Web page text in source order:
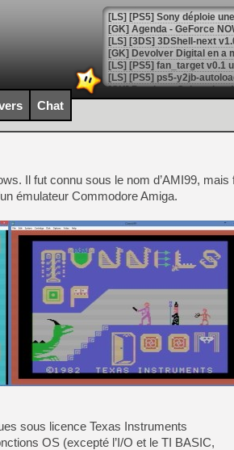
[GK] Agenda - GeForce
[GK] Devolver Digital en a
[LS] [PS5] ps5-y2jb-
[GK] Pourquoi Marvel
[GK] Test : Restory : Chill
[GK] GTA 6 : Rockstar
[GK] Hot Wheels Infinite
[GK] Mémoire cash -
[GK] Résultats Nintendo :
[GK] Déjà des
[Mo5] Brickboy cherche à
[GK] Minecraft et ses «
[GK] Beast of
[GK] Ubisoft : fin de partie
[GK] Mémoire cash -
[GK] Dan Houser (GTA)
[GK] Comment EA Sports
[GK] Crimson Moon : un
[GK] Isle of Reveries : le
[GK] Moonlighter 2 : The
[GK] Capcom relance
[Mo5] Deux inédits du
[GK] Le beat'em up The
[GK] Endless Legend 2 :
Chat
Il fut connu sous le nom d’AMI99, mais
émulateur Commodore Amiga.
sous licence Texas Instruments
OS (excepté l’I/O et le TI BASIC,